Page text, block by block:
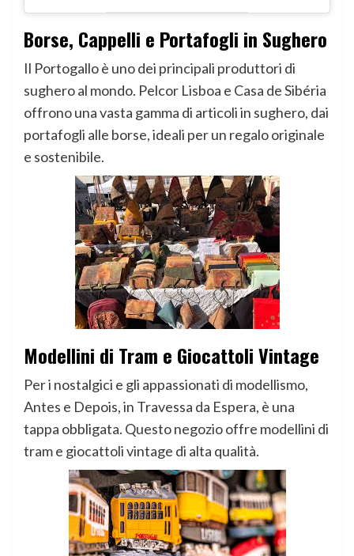
Borse, Cappelli e Portafogli in Sughero
Il Portogallo è uno dei principali produttori di
sughero al mondo. Pelcor Lisboa e Casa de Sibéria
offrono una vasta gamma di articoli in sughero, dai
portafogli alle borse, ideali per un regalo originale
e sostenibile.
Modellini di Tram e Giocattoli Vintage
Per i nostalgici e gli appassionati di modellismo,
Antes e Depois, in Travessa da Espera, è una
tappa obbligata. Questo negozio offre modellini di
tram e giocattoli vintage di alta qualità.